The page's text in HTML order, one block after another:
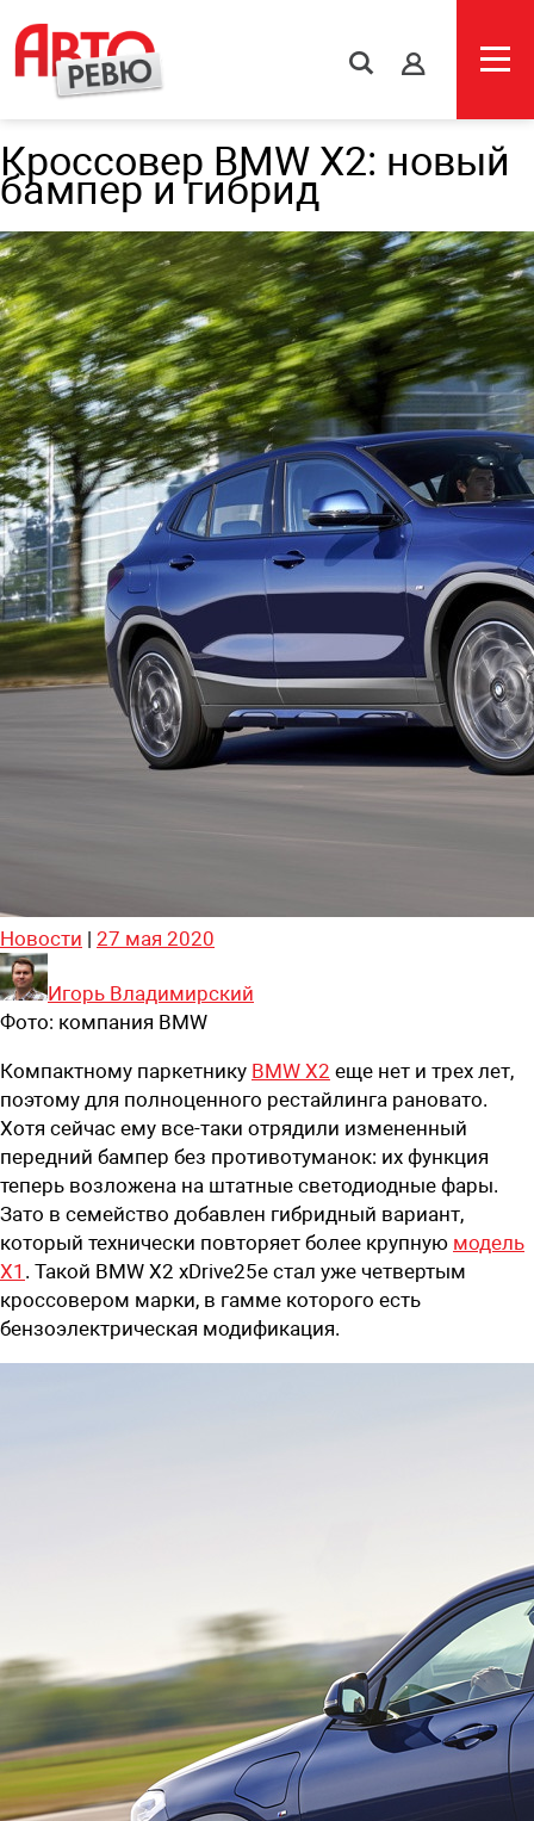
s
Кроссовер BMW X2: новый
бампер и гибрид
Новости | 27 мая 2020
Игорь Владимирский
Фото: компания BMW
Компактному паркетнику BMW X2 еще нет и трех лет,
поэтому для полноценного рестайлинга рановато.
Хотя сейчас ему все-таки отрядили измененный
передний бампер без противотуманок: их функция
теперь возложена на штатные светодиодные фары.
Зато в семейство добавлен гибридный вариант,
который технически повторяет более крупную модель
X1 . Такой BMW X2 xDrive25e стал уже четвертым
кроссовером марки, в гамме которого есть
бензоэлектрическая модификация.